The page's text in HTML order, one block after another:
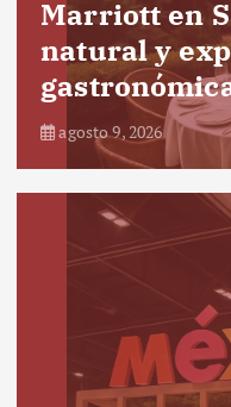
Marriott en
natural y
agosto 9, 2026